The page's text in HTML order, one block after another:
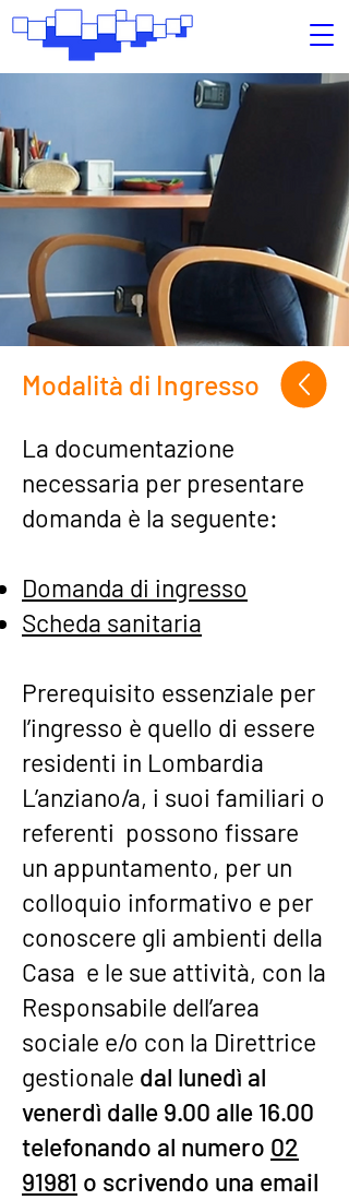
Modalità di Ingresso
La documentazione
necessaria per presentare
domanda è la seguente:
Domanda di ingresso
Scheda sanitaria
Prerequisito essenziale per
l’ingresso è quello di essere
residenti in Lombardia
L’anziano/a, i suoi familiari o
referenti possono fissare
un appuntamento, per un
colloquio informativo e per
conoscere gli ambienti della
Casa e le sue attività, con la
Responsabile dell’area
sociale e/o con la Direttrice
gestionale dal lunedì al
venerdì dalle 9.00 alle 16.00
telefonando al numero 02
91981 o scrivendo una email